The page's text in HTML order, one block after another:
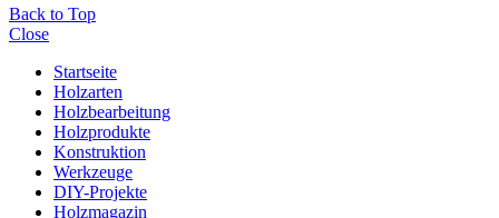
Back to Top
Close
Startseite
Holzarten
Holzbearbeitung
Holzprodukte
Konstruktion
Werkzeuge
DIY-Projekte
Holzmagazin